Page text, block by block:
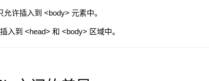
许插入到 <body> 元素中。
入到 <head> 和 <body> 区域中。